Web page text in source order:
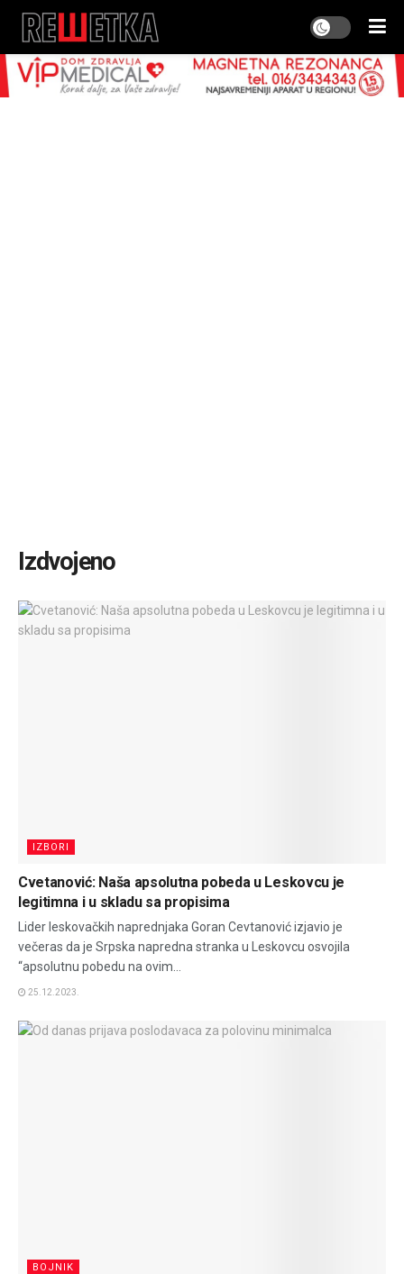
Izdvojeno
IZBORI
Cvetanović: Naša apsolutna pobeda u Leskovcu je
legitimna i u skladu sa propisima
Lider leskovačkih naprednjaka Goran Cevtanović izjavio je
večeras da je Srpska napredna stranka u Leskovcu osvojila
“apsolutnu pobedu na ovim...
25.12.2023.
BOJNIK